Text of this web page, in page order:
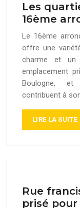
Les
16ème
Le 16ème
offre une
charme et un
emplacement
Boulogne, et
contribuent à
LIRE LA SUITE
Rue
prisé